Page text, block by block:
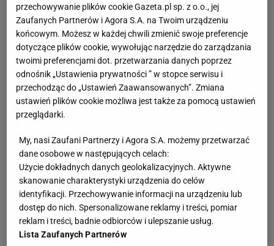
przechowywanie plików cookie Gazeta.pl sp. z o.o., jej
Zaufanych Partnerów i Agora S.A. na Twoim urządzeniu
końcowym. Możesz w każdej chwili zmienić swoje preferencje
dotyczące plików cookie, wywołując narzędzie do zarządzania
twoimi preferencjami dot. przetwarzania danych poprzez
odnośnik „Ustawienia prywatności ” w stopce serwisu i
przechodząc do „Ustawień Zaawansowanych”. Zmiana
ustawień plików cookie możliwa jest także za pomocą ustawień
przeglądarki.
My, nasi Zaufani Partnerzy i Agora S.A. możemy przetwarzać
dane osobowe w następujących celach:
Użycie dokładnych danych geolokalizacyjnych. Aktywne
skanowanie charakterystyki urządzenia do celów
identyfikacji. Przechowywanie informacji na urządzeniu lub
dostęp do nich. Spersonalizowane reklamy i treści, pomiar
reklam i treści, badnie odbiorców i ulepszanie usług.
Lista Zaufanych Partnerów